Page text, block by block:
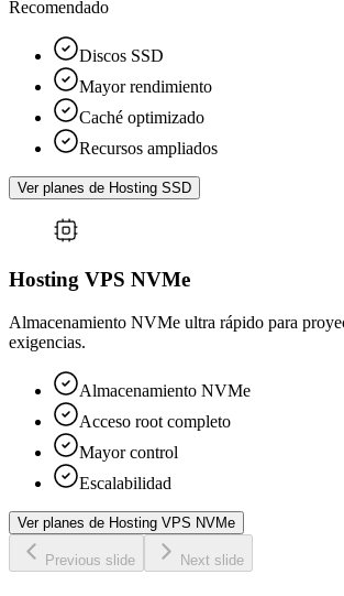
Recomendado
Discos SSD
Mayor rendimiento
Caché optimizado
Recursos ampliados
Ver planes de Hosting SSD
Hosting VPS NVMe
Almacenamiento NVMe ultra rápido para
exigencias.
Almacenamiento NVMe
Acceso root completo
Mayor control
Escalabilidad
Ver planes de Hosting VPS NVMe
Previous slide Next slide